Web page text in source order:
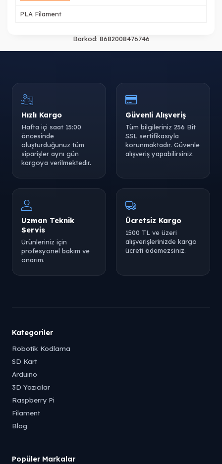
PLA Filament
Barkod: 8682008476746
Hızlı Kargo
Hafta içi saat 15:00
öncesinde
oluşturduğunuz tüm
siparişler aynı gün
kargoya verilmektedir.
Güvenli Alışveriş
Tüm bilgileriniz 256 Bit
SSL sertifikasıyla
korunmaktadır. Güvenle
alışveriş yapabilirsiniz.
Uzman Teknik
Servis
Ürünleriniz için
profesyonel bakım ve
onarım.
Ücretsiz Kargo
1500 TL ve üzeri
alışverişlerinizde kargo
ücreti ödemezsiniz.
Kategoriler
Robotik Kodlama
SD Kart
Arduino
3D Yazıcılar
Raspberry Pi
Filament
Blog
Popüler Markalar